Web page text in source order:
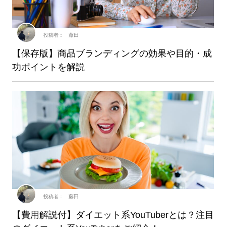
【保存版】商品ブランディングの効果や目的・成
功ポイントを解説
投稿者： 藤田
【費用解説付】ダイエット系YouTuberとは？注目
投稿者： 藤田